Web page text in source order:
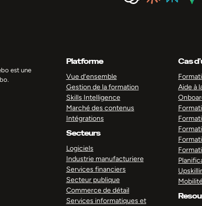
est une
Platforme
Vue d’ensemble
Gestion de la formation
Skills Intelligence
Marché des contenus
Intégrations
Secteurs
Logiciels
Industrie manufacturiere
Services financiers
Secteur publique
Commerce de détail
Services informatiques et
Cas
Aide à